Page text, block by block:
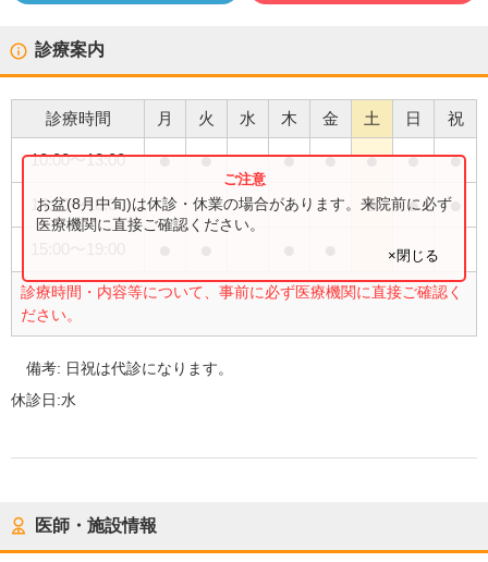
診療案内
診療時間 月 火 水 木 金 土 日 祝
10:00〜13:00 ● ● ● ● ● ● ●
14:00〜18:00 ● ● ●
診療時間・内容等について、事前に必ず医療機関に直接ご確認く
ださい。
お盆(8月中旬)は休診・休業の場合があります。来院前に必ず
医療機関に直接ご確認ください。
×閉じる
備考: 日祝は代診になります。
休診日:水
医師・施設情報